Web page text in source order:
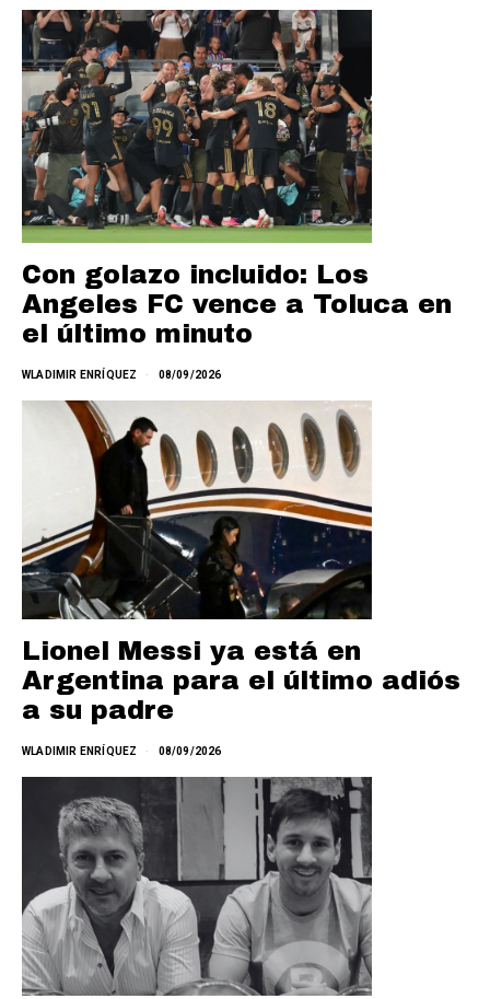
Con golazo incluido: Los
Angeles FC vence a Toluca en
el último minuto
WLADIMIR ENRÍQUEZ 08/09/2026
Lionel Messi ya está en
Argentina para el último adiós
a su padre
WLADIMIR ENRÍQUEZ 08/09/2026